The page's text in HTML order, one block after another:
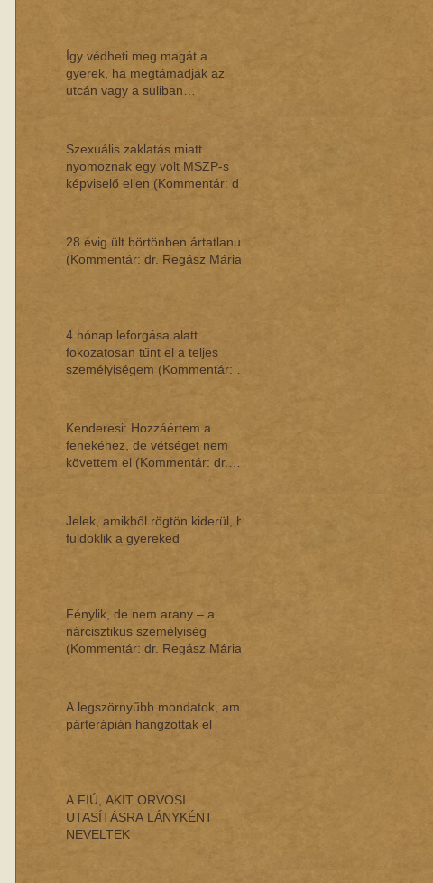
Így védheti meg magát a
gyerek, ha megtámadják az
utcán vagy a suliban
Szexuális zaklatás miatt
nyomoznak egy volt MSZP-s
képviselő ellen (Kommentár: dr.
28 évig ült börtönben ártatlanul
(Kommentár: dr. Regász Mária)
4 hónap leforgása alatt
fokozatosan tűnt el a teljes
személyiségem (Kommentár: dr.
Kenderesi: Hozzáértem a
fenekéhez, de vétséget nem
követtem el (Kommentár: dr.
Jelek, amikből rögtön kiderül, ha
fuldoklik a gyereked
Fénylik, de nem arany – a
nárcisztikus személyiség
(Kommentár: dr. Regász Mária)
A legszörnyűbb mondatok, amik
párterápián hangzottak el
A FIÚ, AKIT ORVOSI
UTASÍTÁSRA LÁNYKÉNT
NEVELTEK